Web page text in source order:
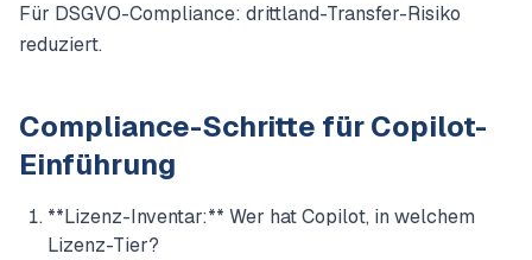
Für DSGVO-Compliance: drittland-Transfer-Risiko
reduziert.
Compliance-Schritte für Copilot-
Einführung
**Lizenz-Inventar:** Wer hat Copilot, in welchem
Lizenz-Tier?